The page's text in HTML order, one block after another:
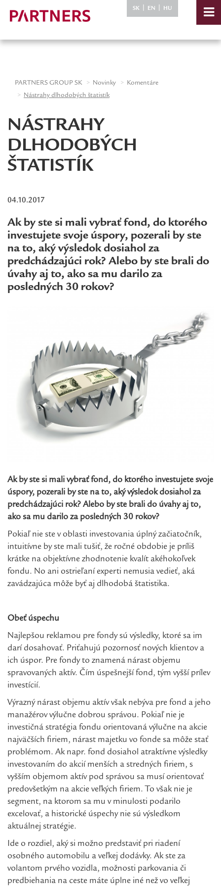
SK EN HU
PARTNERS GROUP SK Novinky
Komentáre
Nástrahy dlhodobých štatistík
NÁSTRAHY
DLHODOBÝCH
ŠTATISTÍK
04.10.2017
Ak by ste si mali vybrať fond, do ktorého
investujete svoje úspory, pozerali by ste
na to, aký výsledok dosiahol za
predchádzajúci rok? Alebo by ste brali do
úvahy aj to, ako sa mu darilo za
posledných 30 rokov?
Ak by ste si mali vybrať fond, do ktorého investujete svoje
úspory, pozerali by ste na to, aký výsledok dosiahol za
predchádzajúci rok? Alebo by ste brali do úvahy aj to,
ako sa mu darilo za posledných 30 rokov?
Pokiaľ nie ste v oblasti investovania úplný začiatočník,
intuitívne by ste mali tušiť, že ročné obdobie je príliš
krátke na objektívne zhodnotenie kvalít akéhokoľvek
fondu. No ani ostrieľaní experti nemusia vedieť, aká
zavádzajúca môže byť aj dlhodobá štatistika.
Obeť úspechu
Najlepšou reklamou pre fondy sú výsledky, ktoré sa im
darí dosahovať. Priťahujú pozornosť nových klientov a
ich úspor. Pre fondy to znamená nárast objemu
spravovaných aktív. Čím úspešnejší fond, tým vyšší prílev
investícií.
Výrazný nárast objemu aktív však nebýva pre fond a jeho
manažérov výlučne dobrou správou. Pokiaľ nie je
investičná stratégia fondu orientovaná výlučne na akcie
najväčších firiem, nárast majetku vo fonde sa môže stať
problémom. Ak napr. fond dosiahol atraktívne výsledky
investovaním do akcií menších a stredných firiem, s
vyšším objemom aktív pod správou sa musí orientovať
predovšetkým na akcie veľkých firiem. To však nie je
segment, na ktorom sa mu v minulosti podarilo
excelovať, a historické úspechy nie sú výsledkom
aktuálnej stratégie.
Ide o rozdiel, aký si možno predstaviť pri riadení
osobného automobilu a veľkej dodávky. Ak ste za
volantom prvého vozidla, možnosti parkovania či
predbiehania na ceste máte úplne iné než vo veľkej